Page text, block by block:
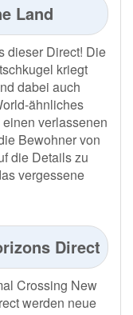
Land
dieser Direct! Die
kriegt
dabei auch
ähnliches
verlassenen
Bewohner von
die Details zu
vergessene
Direct
Crossing New
werden neue